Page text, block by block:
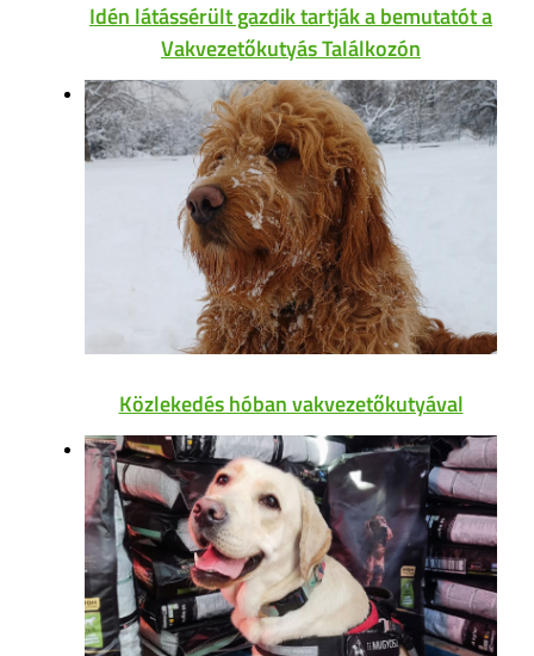
Idén látássérült gazdik tartják a bemutatót a
Vakvezetőkutyás Találkozón
Közlekedés hóban vakvezetőkutyával